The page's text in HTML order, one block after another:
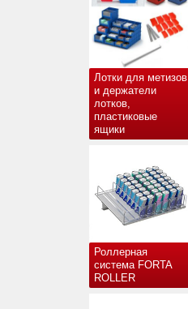
Лотки для метизов
и держатели
лотков,
пластиковые
ящики
Роллерная
система FORTA
ROLLER